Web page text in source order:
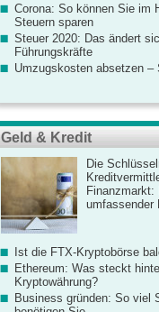
Corona: So können Sie im
Steuern sparen
Steuer 2020: Das ändert
Führungskräfte
Umzugskosten absetzen –
Geld & Kredit
Die
Finanzmarkt:
umfassender
Ist die FTX-Kryptobörse
Ethereum: Was steckt
Kryptowährung?
Business gründen: So viel